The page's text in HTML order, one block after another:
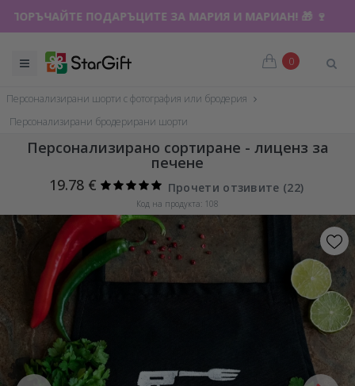
ПОРЪЧАЙТЕ ПОДАРЪЦИТЕ ЗА МАРИЯ И МАРИАН! 🎁 🍷
0
Персонализирани шорти с фотография или бродерия
Персонализирани бродерирани шорти
Персонализирано сортиране - лиценз за
печене
19.78 €
Прочети отзивите (22)
Код на продукта: 108